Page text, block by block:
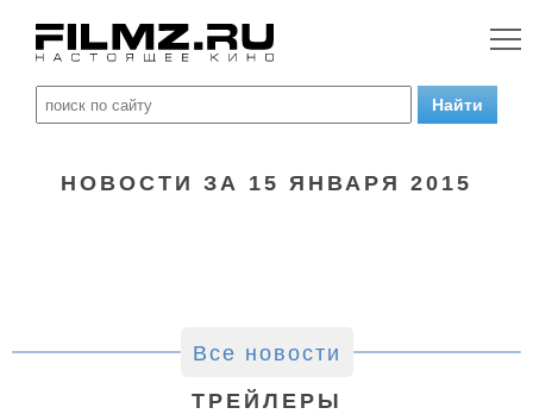
НОВОСТИ ЗА 15 ЯНВАРЯ 2015
Все новости
ТРЕЙЛЕРЫ